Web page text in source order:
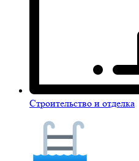
Строительство и отделка